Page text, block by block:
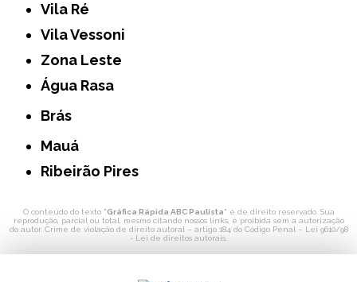
Vila Ré
Vila Vessoni
Zona Leste
Água Rasa
Brás
Mauá
Ribeirão Pires
O conteúdo do texto "Gráfica Rápida ABC Paulista" é de direito reservado. Sua
reprodução, parcial ou total, mesmo citando nossos links, é proibida sem a autorização
do autor. Crime de violação de direito autoral – artigo 184 do Código Penal – Lei 9610/98
- Lei de direitos autorais